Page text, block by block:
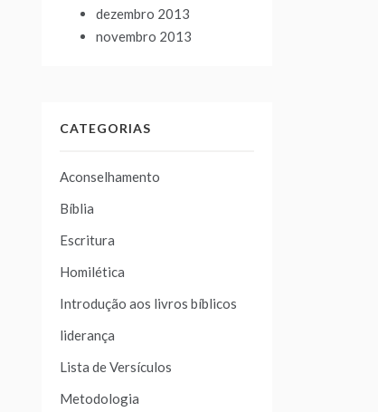
dezembro 2013
novembro 2013
CATEGORIAS
Aconselhamento
Bíblia
Escritura
Homilética
Introdução aos livros bíblicos
liderança
Lista de Versículos
Metodologia